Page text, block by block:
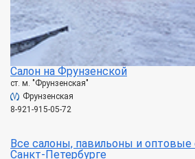
Салон на Фрунзенской
ст. м. "Фрунзенская"
Фрунзенская
8-921-915-05-72
Все салоны, павильоны и
Санкт-Петербурге